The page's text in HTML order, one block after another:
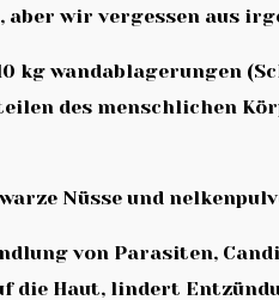
wir vergessen aus
wandablagerungen
des menschlichen
Nüsse und
von Parasiten,
die Haut, lindert